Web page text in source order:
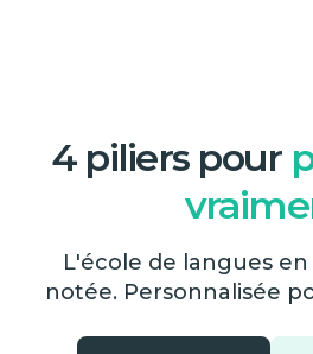
4 piliers pour
L'école de langues
notée. Personnalisée